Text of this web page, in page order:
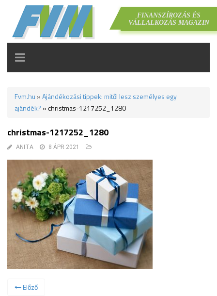
FINANSZÍROZÁS ÉS
VÁLLALKOZÁS MAGAZIN
TOGGLE
NAVIGATION
Fvm.hu »Ajándékozási tippek: mitől lesz személyes egy
ajándék? »christmas-1217252_1280
christmas-1217252_1280
ANITA 8 ÁPR 2021
Előző